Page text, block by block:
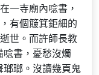
一寺廟內唸書，
有個簸箕鉅細的
世。而許師長教
唸書，憂愁沒燭
瑯瑯。沒讀幾頁鬼